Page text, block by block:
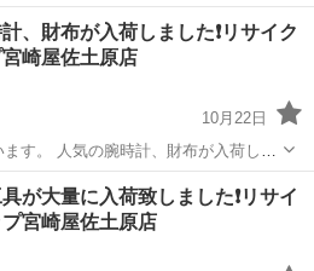
ルが貼られた商品と、当ページの最
リサイクルショップ
、財布が入荷しました❗リサイク
崎屋佐土原店
10月22日
す。 人気の腕時計、財布が入荷しま
屋佐土原リサイクルショップ
が大量に入荷致しました❗リサイ
宮崎屋佐土原店